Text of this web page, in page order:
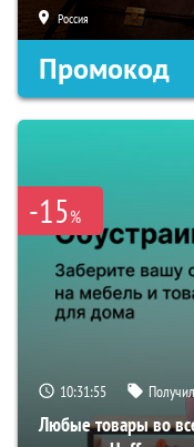
Россия
Промокод
-15%
10:31:54
Любые товары во